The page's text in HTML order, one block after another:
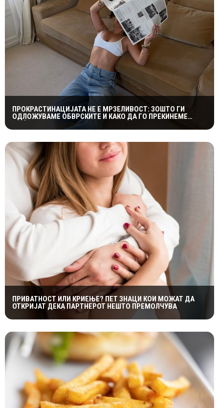
ПРОКРАСТИНАЦИЈАТА НЕ Е МРЗЕЛИВОСТ: ЗОШТО ГИ
ОДЛОЖУВАМЕ ОБВРСКИТЕ И КАКО ДА ГО ПРЕКИНЕМЕ
МАЃЕПСАНИОТ КРУГ
ПРИВАТНОСТ ИЛИ КРИЕЊЕ? ПЕТ ЗНАЦИ КОИ МОЖАТ ДА
ОТКРИЈАТ ДЕКА ПАРТНЕРОТ НЕШТО ПРЕМОЛЧУВА